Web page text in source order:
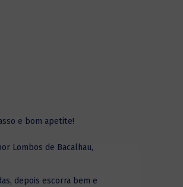
e bom apetite!
Lombos de Bacalhau,
depois escorra bem e